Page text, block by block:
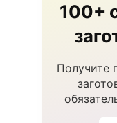
100+
Получите